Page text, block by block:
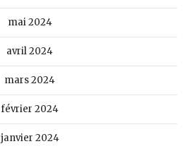
mai 2024
avril 2024
mars 2024
février 2024
janvier 2024